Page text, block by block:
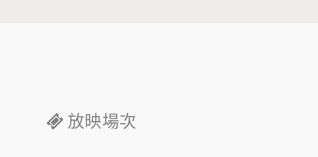
放映場次